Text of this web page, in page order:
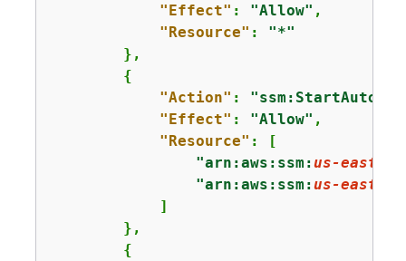
"Effect" : "Allow" ,
"Resource" : "*"
        },
{
"Action" :
"Effect" : "Allow" ,
"Resource" : [
"arn:aws:ssm:us-east-1
"arn:aws:ssm:us-east-1
            ]
        },
{